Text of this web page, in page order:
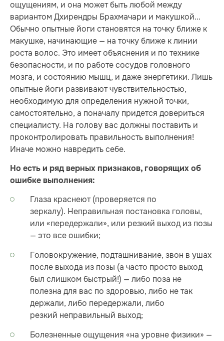
ощущениям, и она может быть любой между
вариантом Дхирендры Брахмачари и макушкой...
Обычно опытные йоги становятся на точку ближе к
макушке, начинающие — на точку ближе к линии
роста волос. Это имеет объяснения и по технике
безопасности, и по работе сосудов головного
мозга, и состоянию мышц, и даже энергетики. Лишь
опытные йоги развивают чувствительностью,
необходимую для определения нужной точки,
самостоятельно, а поначалу придется довериться
специалисту. На голову вас должны поставить и
проконтролировать правильность выполнения!
Иначе можно навредить себе.
Но есть и ряд верных признаков, говорящих об
ошибке выполнения:
Глаза краснеют (проверяется по
зеркалу). Неправильная постановка головы,
или «передержали», или резкий выход из позы
— это все ошибки;
Головокружение, подташнивание, звон в ушах
после выхода из позы (а часто просто выход
был слишком быстрый!) — либо поза не
полезна для вас по здоровью, либо не так
держали, либо передержали, либо
резкий неправильный выход;
Болезненные ощущения «на уровне физики» —